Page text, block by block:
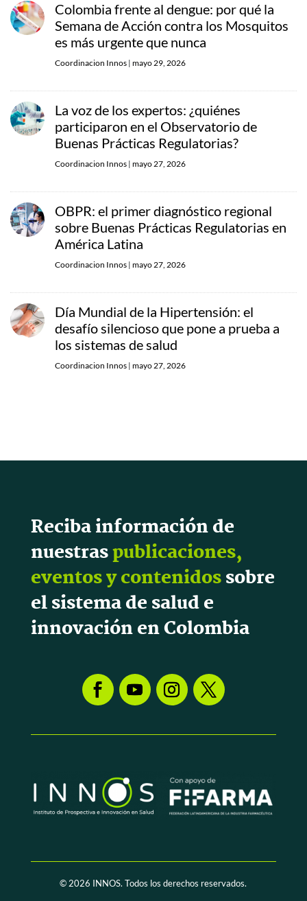
Colombia frente al dengue: por qué la
Semana de Acción contra los Mosquitos
es más urgente que nunca
Coordinacion Innos | mayo 29, 2026
La voz de los expertos: ¿quiénes
participaron en el Observatorio de
Buenas Prácticas Regulatorias?
Coordinacion Innos | mayo 27, 2026
OBPR: el primer diagnóstico regional
sobre Buenas Prácticas Regulatorias en
América Latina
Coordinacion Innos | mayo 27, 2026
Día Mundial de la Hipertensión: el
desafío silencioso que pone a prueba a
los sistemas de salud
Coordinacion Innos | mayo 27, 2026
Reciba información de
nuestraspublicaciones,
eventos y contenidossobre
el sistema de salud e
innovación en Colombia
© 2026 INNOS. Todos los derechos reservados.